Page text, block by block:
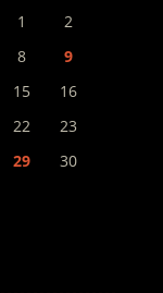
1
2
8
9
15
16
22
23
29
30